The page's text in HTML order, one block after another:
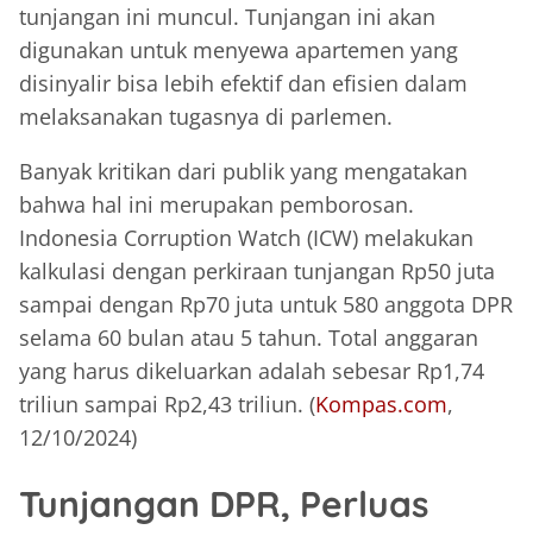
tunjangan ini muncul. Tunjangan ini akan
digunakan untuk menyewa apartemen yang
disinyalir bisa lebih efektif dan efisien dalam
melaksanakan tugasnya di parlemen.
Banyak kritikan dari publik yang mengatakan
bahwa hal ini merupakan pemborosan.
Indonesia Corruption Watch (ICW) melakukan
kalkulasi dengan perkiraan tunjangan Rp50 juta
sampai dengan Rp70 juta untuk 580 anggota DPR
selama 60 bulan atau 5 tahun. Total anggaran
yang harus dikeluarkan adalah sebesar Rp1,74
triliun sampai Rp2,43 triliun. (Kompas.com,
12/10/2024)
Tunjangan DPR, Perluas